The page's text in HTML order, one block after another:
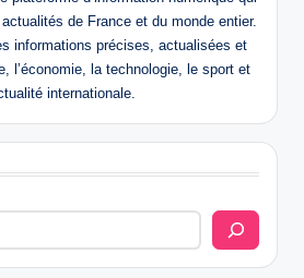
de France et du monde entier.
informations précises, actualisées et
l’économie, la technologie, le sport et
internationale.